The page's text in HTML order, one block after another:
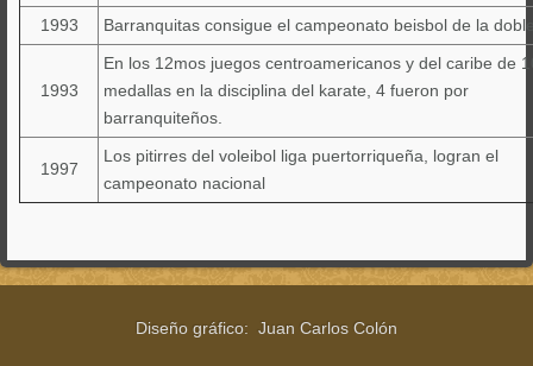
1993
Barranquitas consigue el campeonato beisbol de la
1993
En los 12mos juegos centroamericanos y del caribe de
medallas en la disciplina del karate, 4 fueron por
barranquiteños.
1997
Los pitirres del voleibol liga puertorriqueña, logran el
campeonato nacional
Diseño gráfico: Juan Carlos Colón